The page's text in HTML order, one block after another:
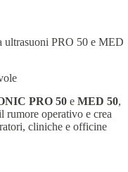
PRO 50 e MED
PRO 50 e MED 50,
rumore operativo e crea
cliniche e officine